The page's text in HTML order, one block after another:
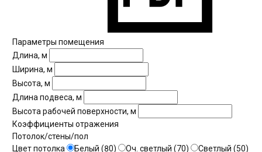
Параметры помещения
Длина, м
Ширина, м
Высота, м
Длина подвеса, м
Высота рабочей поверхности, м
Коэффициенты отражения
Потолок/стены/пол
Цвет потолка
Белый (80) Оч. светлый (70)
Светлый (50)